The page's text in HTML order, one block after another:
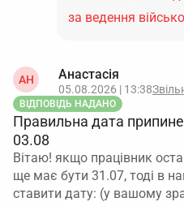
за ведення
АН Анастасія
05.08.2026 | 13:38
ВІДПОВІДЬ НАДАНО
Правильна дата
03.08
Вітаю! якщо працівник
ще має бути 31.07, тоді в
ставити дату: (у вашому